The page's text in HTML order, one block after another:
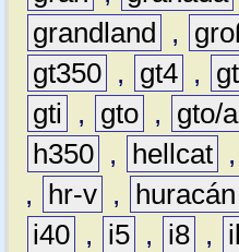
grandland
,
gt350 , gt4 ,
gti
, gto , gto/
h350 , hellcat ,
,
hr-v , huracán
i40 , i5 , i8 ,